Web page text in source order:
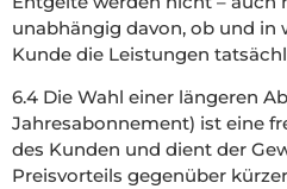
unabhängig davon, ob und in
Kunde die Leistungen
6.4 Die Wahl einer längeren
Jahresabonnement) ist eine
des Kunden und dient der
Preisvorteils gegenüber